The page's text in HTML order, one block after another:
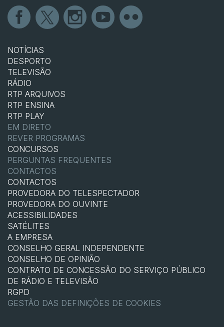
NOTÍCIAS
DESPORTO
TELEVISÃO
RÁDIO
RTP ARQUIVOS
RTP ENSINA
RTP PLAY
EM DIRETO
REVER PROGRAMAS
CONCURSOS
PERGUNTAS FREQUENTES
CONTACTOS
CONTACTOS
PROVEDORA DO TELESPECTADOR
PROVEDORA DO OUVINTE
ACESSIBILIDADES
SATÉLITES
A EMPRESA
CONSELHO GERAL INDEPENDENTE
CONSELHO DE OPINIÃO
CONTRATO DE CONCESSÃO DO SERVIÇO PÚBLICO
DE RÁDIO E TELEVISÃO
RGPD
GESTÃO DAS DEFINIÇÕES DE COOKIES